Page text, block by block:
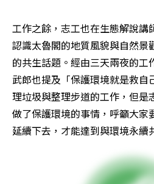
工作之餘，志工也在生態解說講
認識太魯閣的地質風貌與自然景
的共生話題。經由三天兩夜的工
武郎也提及「保護環境就是救自
理垃圾與整理步道的工作，但是
做了保護環境的事情，呼籲大家
延續下去，才能達到與環境永續